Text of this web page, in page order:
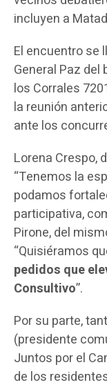
incluyen a
El encuentro se
General Paz del
los Corrales
la reunión
ante los
Lorena Crespo,
“Tenemos la
podamos
participativa,
Pirone, del
“Quisiéramos
pedidos que
Consultivo”.
Por su parte,
(presidente
Juntos por el
de los